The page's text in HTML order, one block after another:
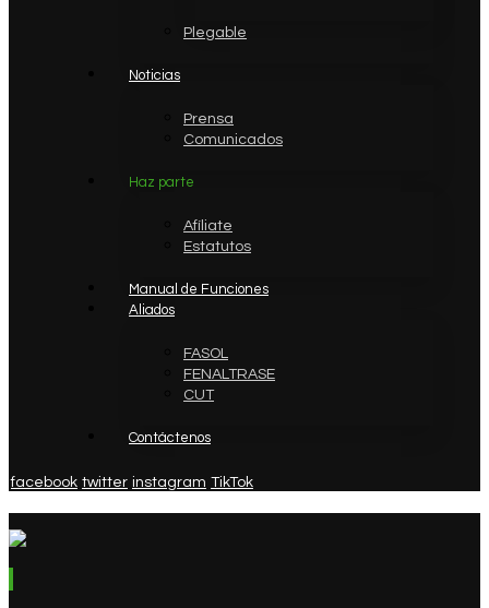
Plegable
Noticias
Prensa
Comunicados
Haz parte
Afíliate
Estatutos
Manual de Funciones
Aliados
FASOL
FENALTRASE
CUT
Contáctenos
facebook twitter instagram TikTok